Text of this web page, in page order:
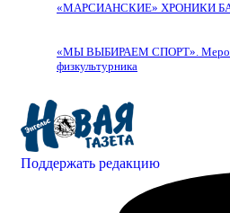
«МАРСИАНСКИЕ» ХРОНИКИ
«МЫ ВЫБИРАЕМ СПОРТ».
физкультурника
Поддержать редакцию